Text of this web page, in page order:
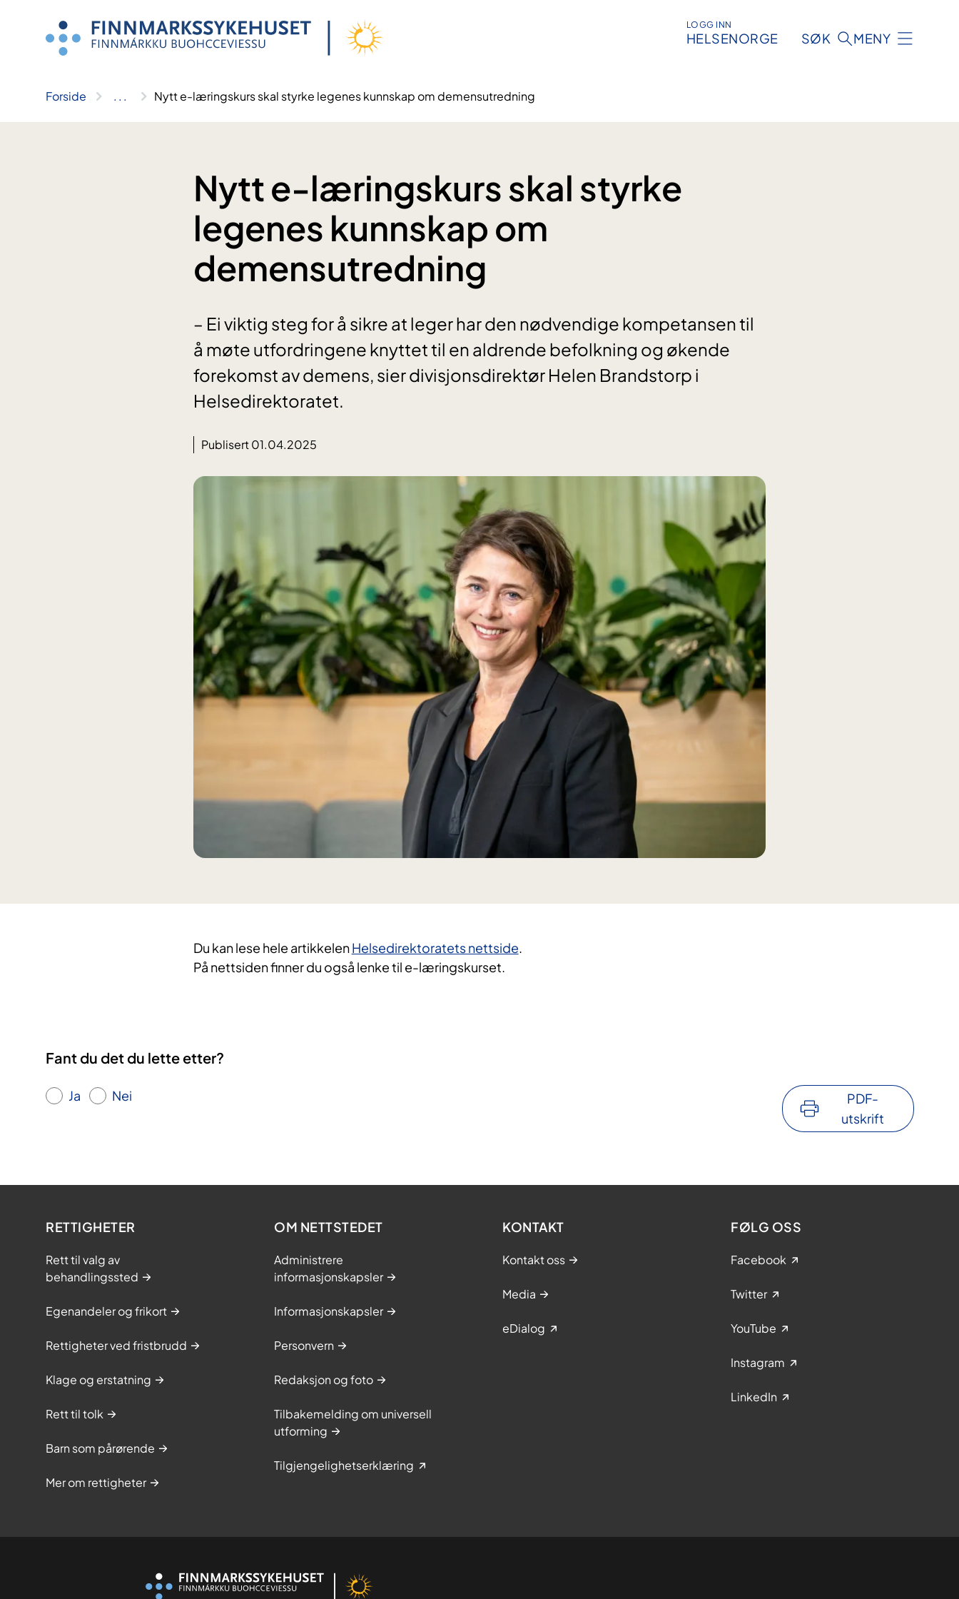
LOGG INN
HELSENORGE SØK MENY
Forside .. . Nytt e-læringskurs skal styrke legenes kunnskap om demensutredning
Nytt e-læringskurs skal styrke
legenes kunnskap om
demensutredning
– Ei viktig steg for å sikre at leger har den nødvendige kompetansen til
å møte utfordringene knyttet til en aldrende befolkning og økende
forekomst av demens, sier divisjonsdirektør Helen Brandstorp i
Helsedirektoratet.
Publisert 01.04.2025
Du kan lese hele artikkelenHelsedirektoratets nettside.
På nettsiden finner du også lenke til e-læringskurset.
Fant du det du lette etter?
Ja Nei
PDF-
utskrift
RETTIGHETER
Rett til valg av
behandlingssted
Egenandeler og frikort
Rettigheter ved fristbrudd
Klage og erstatning
Rett til tolk
Barn som pårørende
Mer om rettigheter
OM NETTSTEDET
Administrere
informasjonskapsler
Informasjonskapsler
Personvern
Redaksjon og foto
Tilbakemelding om universell
utforming
Tilgjengelighetserklæring
KONTAKT
Kontakt oss
Media
eDialog
FØLG OSS
Facebook
Twitter
YouTube
Instagram
LinkedIn